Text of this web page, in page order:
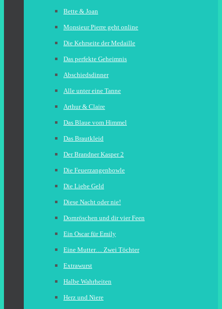
Bette & Joan
Monsieur Pierre geht online
Die Kehrseite der Medaille
Das perfekte Geheimnis
Abschiedsdinner
Alle unter eine Tanne
Arthur & Claire
Das Blaue vom Himmel
Das Brautkleid
Der Brandner Kasper 2
Die Feuerzangenbowle
Die Liebe Geld
Diese Nacht oder nie!
Dornröschen und dir vier Feen
Ein Oscar für Emily
Eine Mutter… Zwei Töchter
Extrawurst
Halbe Wahrheiten
Herz und Niere